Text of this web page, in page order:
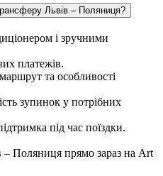
Львів – Поляниця?
і зручними
платежів.
та особливості
зупинок у потрібних
під час поїздки.
– Поляниця прямо зараз на Art